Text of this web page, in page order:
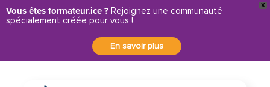
X
Vous êtes formateur.ice ? Rejoignez une communauté
spécialement créée pour vous !
En savoir plus